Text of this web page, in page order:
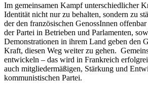
Im gemeinsamen Kampf unterschiedlicher
Identität nicht nur zu behalten, sondern zu
der den französischen GenossInnen
der Partei in Betrieben und Parlamenten,
Demonstrationen in ihrem Land geben den
Kraft, diesen Weg weiter zu gehen.
entwickeln – das wird in Frankreich
auch mitgliedermäßigen, Stärkung und
kommunistischen Partei.